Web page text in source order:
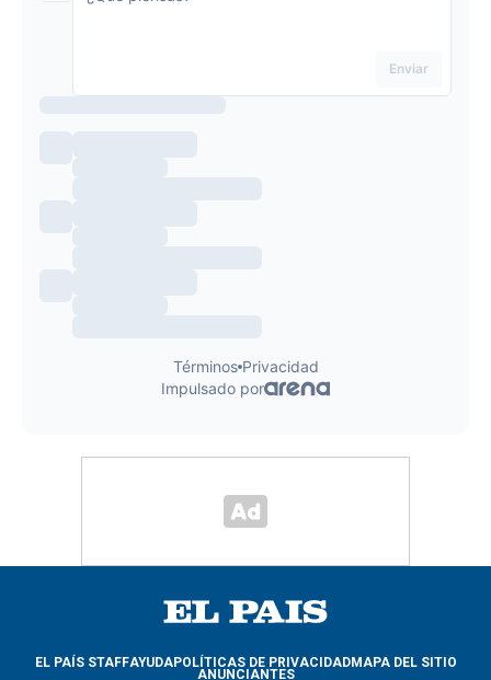
EL PAÍS STAFFAYUDAPOLÍTICAS DE PRIVACIDADMAPA DEL SITIO
ANUNCIANTES